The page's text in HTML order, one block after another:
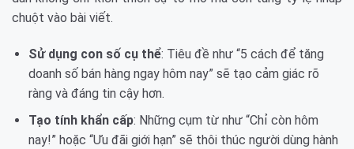
chuột vào bài viết.
Sử dụng con số cụ thể: Tiêu đề như “5 cách để tăng
doanh số bán hàng ngay hôm nay” sẽ tạo cảm giác rõ
ràng và đáng tin cậy hơn.
Tạo tính khẩn cấp: Những cụm từ như “Chỉ còn hôm
nay!” hoặc “Ưu đãi giới hạn” sẽ thôi thúc người dùng hành